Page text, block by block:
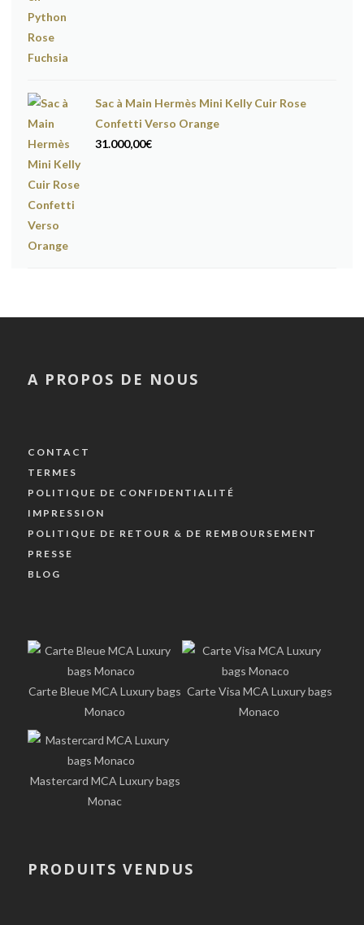
Sac à Main Hermès Mini Kelly Cuir Rose
Confetti Verso Orange
31.000,00€
A PROPOS DE NOUS
CONTACT
TERMES
POLITIQUE DE CONFIDENTIALITÉ
IMPRESSION
POLITIQUE DE RETOUR & DE REMBOURSEMENT
PRESSE
BLOG
Carte Bleue MCA Luxury bags
Monaco
Carte Visa MCA Luxury bags
Monaco
Mastercard MCA Luxury bags
Monac
PRODUITS VENDUS